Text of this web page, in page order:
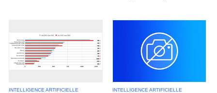
INTELLIGENCE ARTIFICIELLE INTELLIGENCE ARTIFICIELLE